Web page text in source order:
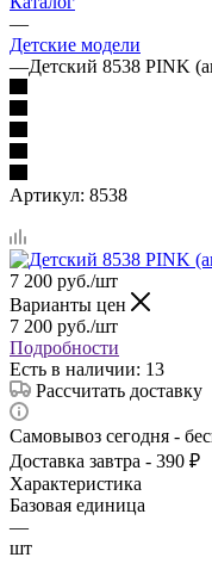
—
Детские модели
—Детский 8538 PINK
Артикул: 8538
7 200 руб./шт
Варианты цен
7 200 руб./шт
Подробности
Есть в наличии: 13
Рассчитать доставку
Самовывоз сегодня -
Доставка завтра - 390 ₽
Характеристика
Базовая единица
—
шт